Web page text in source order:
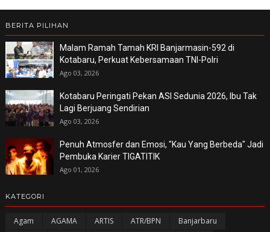
BERITA PILIHAN
Malam Ramah Tamah KRI Banjarmasin-592 di
Kotabaru, Perkuat Kebersamaan TNI-Polri
Ago 03, 2026
Kotabaru Peringati Pekan ASI Sedunia 2026, Ibu Tak
Lagi Berjuang Sendirian
Ago 03, 2026
Penuh Atmosfer dan Emosi, "Kau Yang Berbeda" Jadi
Pembuka Karier TIGATITIK
Ago 01, 2026
KATEGORI
Agam AGAMA ARTIS ATR/BPN
Banjarbaru